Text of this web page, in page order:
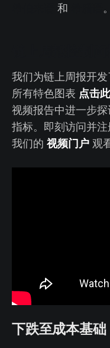
和
我们为链上周报开
所有特色图表 点击
视频报告中进一步
指标。即刻访问并
我们的 视频门户 观
下跌至成本基础